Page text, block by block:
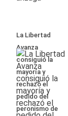
La Libertad
Avanza
consiguió la
mayoría y
rechazó el
pedido del
peronismo de